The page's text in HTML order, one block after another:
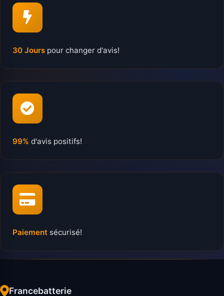
30 Jours pour changer d'avis!
99% d'avis positifs!
Paiement sécurisé!
Francebatterie